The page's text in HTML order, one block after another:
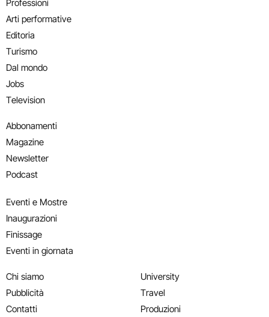
Professioni
Arti performative
Editoria
Turismo
Dal mondo
Jobs
Television
Abbonamenti
Magazine
Newsletter
Podcast
Eventi e Mostre
Inaugurazioni
Finissage
Eventi in giornata
Chi siamo
Pubblicità
Contatti
University
Travel
Produzioni